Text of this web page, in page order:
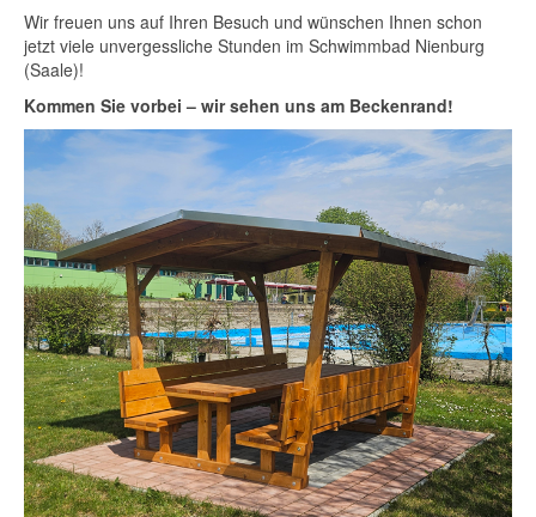
Wir freuen uns auf Ihren Besuch und wünschen Ihnen schon
jetzt viele unvergessliche Stunden im Schwimmbad Nienburg
(Saale)!
Kommen Sie vorbei – wir sehen uns am Beckenrand!